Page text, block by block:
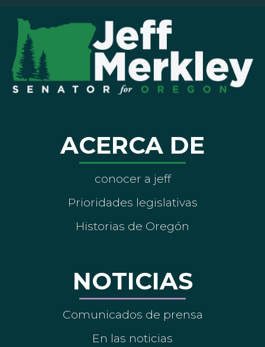
ACERCA DE
conocer a jeff
Prioridades legislativas
Historias de Oregón
NOTICIAS
Comunicados de prensa
En las noticias